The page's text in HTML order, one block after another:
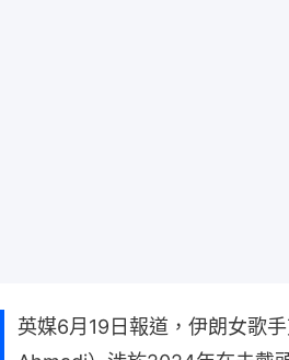
英媒6月19日報道，伊朗女歌